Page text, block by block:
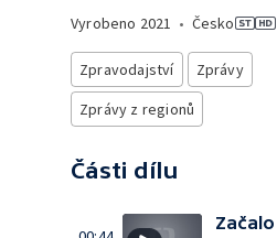
Vyrobeno 2021 • Česko
Zpravodajství
Zprávy
Zprávy z regionů
Části dílu
Začalo